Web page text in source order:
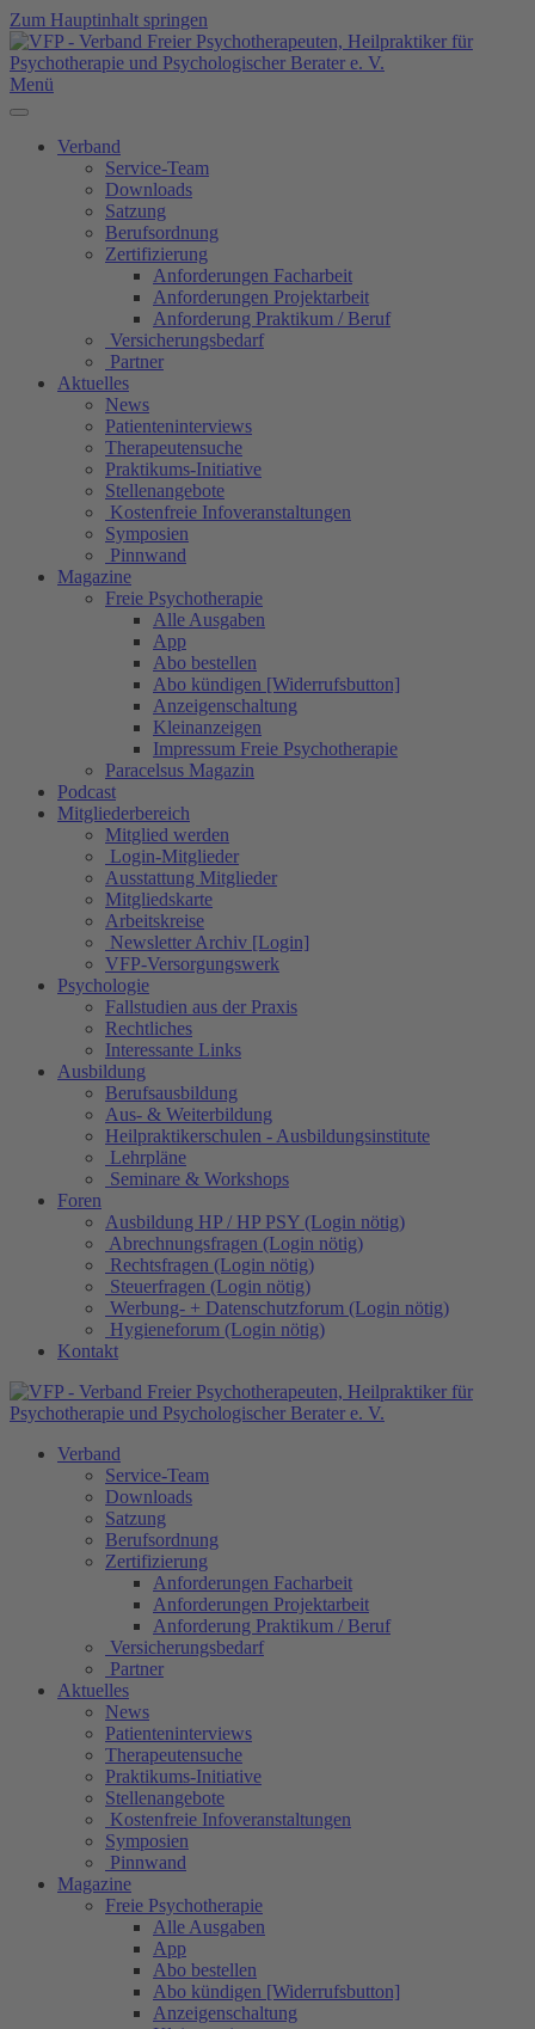
Zum Hauptinhalt springen
Menü
Verband
Service-Team
Downloads
Satzung
Berufsordnung
Zertifizierung
Anforderungen Facharbeit
Anforderungen Projektarbeit
Anforderung Praktikum / Beruf
Versicherungsbedarf
Partner
Aktuelles
News
Patienteninterviews
Therapeutensuche
Praktikums-Initiative
Stellenangebote
Kostenfreie Infoveranstaltungen
Symposien
Pinnwand
Magazine
Freie Psychotherapie
Alle Ausgaben
App
Abo bestellen
Abo kündigen [Widerrufsbutton]
Anzeigenschaltung
Kleinanzeigen
Impressum Freie Psychotherapie
Paracelsus Magazin
Podcast
Mitgliederbereich
Mitglied werden
Login-Mitglieder
Ausstattung Mitglieder
Mitgliedskarte
Arbeitskreise
Newsletter Archiv [Login]
VFP-Versorgungswerk
Psychologie
Fallstudien aus der Praxis
Rechtliches
Interessante Links
Ausbildung
Berufsausbildung
Aus- & Weiterbildung
Heilpraktikerschulen - Ausbildungsinstitute
Lehrpläne
Seminare & Workshops
Foren
Ausbildung HP / HP PSY (Login nötig)
Abrechnungsfragen (Login nötig)
Rechtsfragen (Login nötig)
Steuerfragen (Login nötig)
Werbung- + Datenschutzforum (Login nötig)
Hygieneforum (Login nötig)
Kontakt
Verband
Service-Team
Downloads
Satzung
Berufsordnung
Zertifizierung
Anforderungen Facharbeit
Anforderungen Projektarbeit
Anforderung Praktikum / Beruf
Versicherungsbedarf
Partner
Aktuelles
News
Patienteninterviews
Therapeutensuche
Praktikums-Initiative
Stellenangebote
Kostenfreie Infoveranstaltungen
Symposien
Pinnwand
Magazine
Freie Psychotherapie
Alle Ausgaben
App
Abo bestellen
Abo kündigen [Widerrufsbutton]
Anzeigenschaltung